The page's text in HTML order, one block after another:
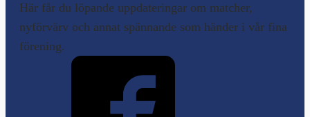
Här får du löpande uppdateringar om matcher,
nyförvärv och annat spännande som händer i vår fina
förening.